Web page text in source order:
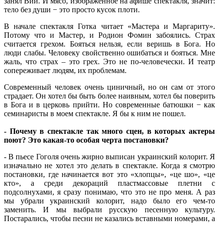
тело без души − это просто кусок плоти.
В начале спектакля Готка читает «Мастера и Маргариту».
Потому что и Мастер, и Родион Фомин забоялись. Страх
считается грехом. Бояться нельзя, если веришь в Бога. Но
люди слабы. Человеку свойственно ошибаться и бояться. Мне
жаль, что страх – это грех. Это не по-человечески. И театр
сопереживает людям, их проблемам.
Современный человек очень циничный, но он сам от этого
страдает. Он хотел бы быть более наивным, хотел бы поверить
в Бога и в церковь прийти. Но современные батюшки − как
семинаристы в моем спектакле. Я бы к ним не пошел.
- Почему в спектакле так много сцен, в которых актеры
поют? Это какая-то особая черта постановки?
- В пьесе Гоголя очень жирно выписан украинский колорит. Я
изначально не хотел это делать в спектакле. Когда я смотрю
постановки, где начинается вот это «хлопцы», «це шо», «це
кто», а среди декораций пластмассовые плетни с
подсолнухами, я сразу понимаю, что это не про меня. А раз
мы убрали украинский колорит, надо было его чем-то
заменить. И мы выбрали русскую песенную культуру.
Постарались, чтобы песни не казались вставными номерами, а